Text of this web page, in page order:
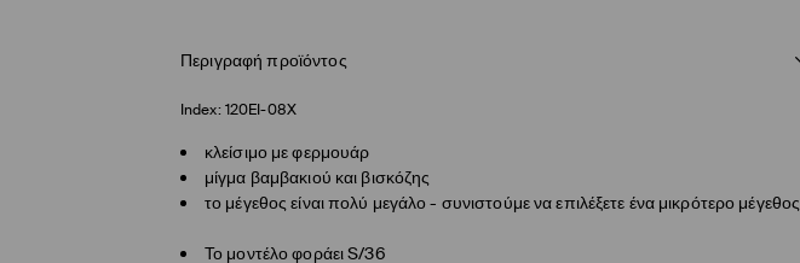
Περιγραφή προϊόντος
Index: 120EI-08X
κλείσιμο με φερμουάρ
μίγμα βαμβακιού και βισκόζης
το μέγεθος είναι πολύ μεγάλο - συνιστούμε να επιλέξετε ένα μικρότερο μέγεθος
Το μοντέλο φοράει S/36